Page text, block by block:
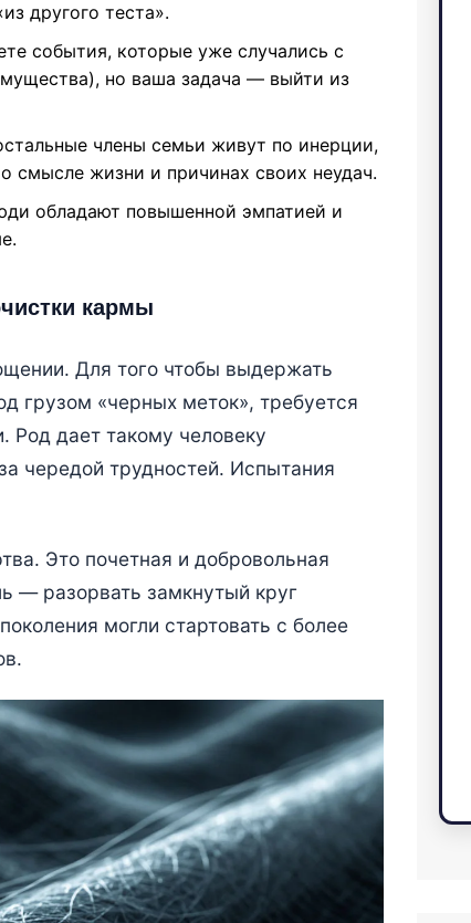
другого теста».
события, которые уже случались с
но ваша задача — выйти из
члены семьи живут по инерции,
смысле жизни и причинах своих неудач.
обладают повышенной эмпатией и
кармы
Для того чтобы выдержать
грузом «черных меток», требуется
Род дает такому человеку
чередой трудностей. Испытания
Это почетная и добровольная
— разорвать замкнутый круг
могли стартовать с более